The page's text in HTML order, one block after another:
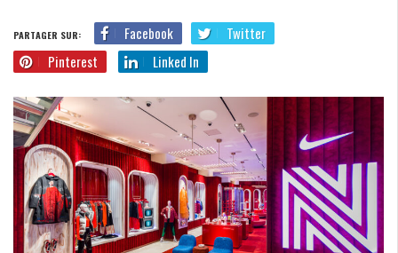
PARTAGER SUR: Facebook
Twitter
Pinterest
Linked In